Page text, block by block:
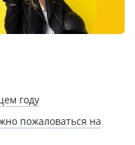
году
пожаловаться на